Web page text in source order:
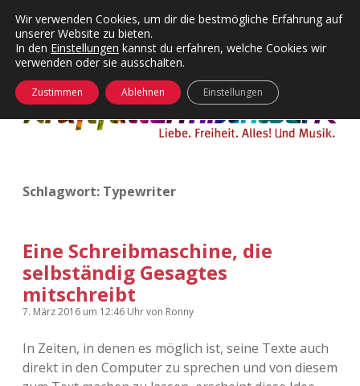
Kategorien
Menü
24 Hours Chilling
Die Wende
KFMW-Disco
Kopfkinomusik
Nur mal so
Täglicher Sinnwahn
KFMW-Disco
Dates
Contact
Menü
öffnen
Adventskalender 2010
Adventskalender 2011
Adventskalender 2012
facebook
instagram
rss soundcloud
vimeo
öffnen
Schlagwort: Typewriter
Eine Schreibmaschine, die
selbständig Gesagtes
mitschreibt
7. März 2016 um 12:46 Uhrvon Ronny
In Zeiten, in denen es möglich ist, seine Texte auch
direkt in den Computer zu sprechen und von diesem
Wir verwenden Cookies, um dir die bestmögliche Erfahrung auf
unserer Website zu bieten.
In den Einstellungen kannst du erfahren, welche Cookies wir
verwenden oder sie ausschalten.
Zustimmen Ablehnen Einstellungen